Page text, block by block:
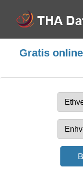
Gratis